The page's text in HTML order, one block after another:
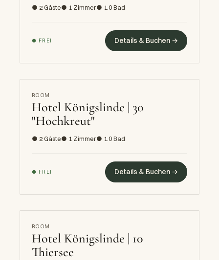
● 2 Gäste● 1 Zimmer● 1.0 Bad
● FREI Details & Buchen →
ROOM
Hotel Königslinde | 30
"Hochkreut"
● 2 Gäste● 1 Zimmer● 1.0 Bad
● FREI Details & Buchen →
ROOM
Hotel Königslinde | 10
Thiersee